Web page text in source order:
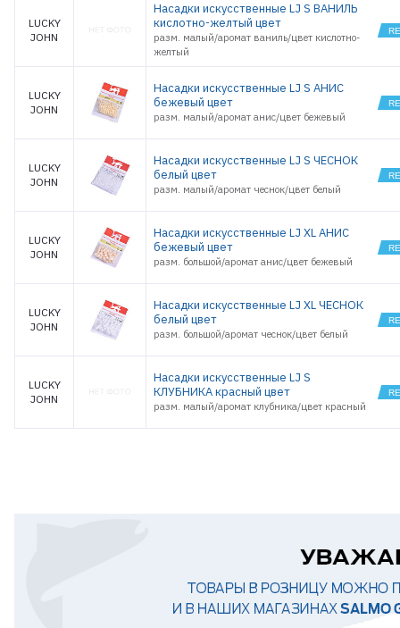
LUCKY
JOHN
Насадки искусственные LJ S ВАНИЛЬ
кислотно-желтый цвет
разм. малый/аромат ваниль/цвет кислотно-
желтый
LUCKY
JOHN
Насадки искусственные LJ S АНИС
бежевый цвет
разм. малый/аромат анис/цвет бежевый
LUCKY
JOHN
Насадки искусственные LJ S ЧЕСНОК
белый цвет
разм. малый/аромат чеснок/цвет белый
LUCKY
JOHN
Насадки искусственные LJ XL АНИС
бежевый цвет
разм. большой/аромат анис/цвет бежевый
LUCKY
JOHN
Насадки искусственные LJ XL ЧЕСНОК
белый цвет
разм. большой/аромат чеснок/цвет белый
LUCKY
JOHN
Насадки искусственные LJ S
КЛУБНИКА красный цвет
разм. малый/аромат клубника/цвет красный